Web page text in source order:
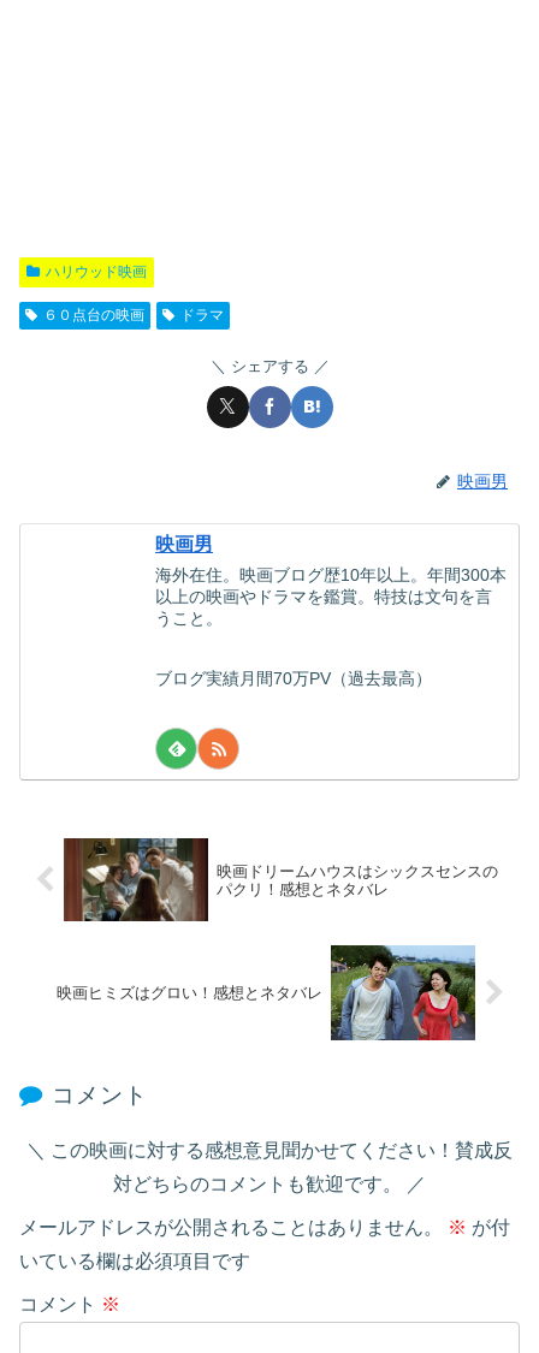
ハリウッド映画
６０点台の映画 ドラマ
シェアする
映画男
映画男
海外在住。映画ブログ歴10年以上。年間300本
以上の映画やドラマを鑑賞。特技は文句を言
うこと。
ブログ実績月間70万PV（過去最高）
映画ドリームハウスはシックスセンスの
パクリ！感想とネタバレ
映画ヒミズはグロい！感想とネタバレ
コメント
この映画に対する感想意見聞かせてください！賛成反
対どちらのコメントも歓迎です。
メールアドレスが公開されることはありません。 ※ が付
いている欄は必須項目です
コメント ※